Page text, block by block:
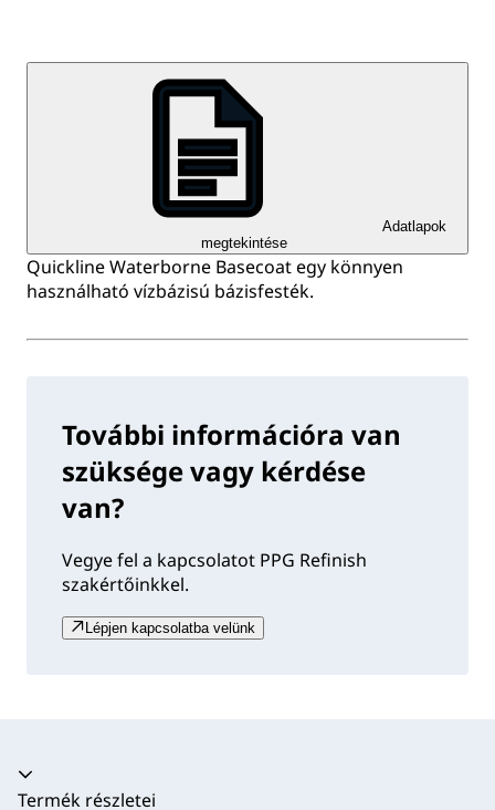
Adatlapok
megtekintése
Quickline Waterborne Basecoat egy könnyen
használható vízbázisú bázisfesték.
További információra van
szüksége vagy kérdése
van?
Vegye fel a kapcsolatot PPG Refinish
szakértőinkkel.
Lépjen kapcsolatba velünk
Akkordion összecsukva
Termék részletei